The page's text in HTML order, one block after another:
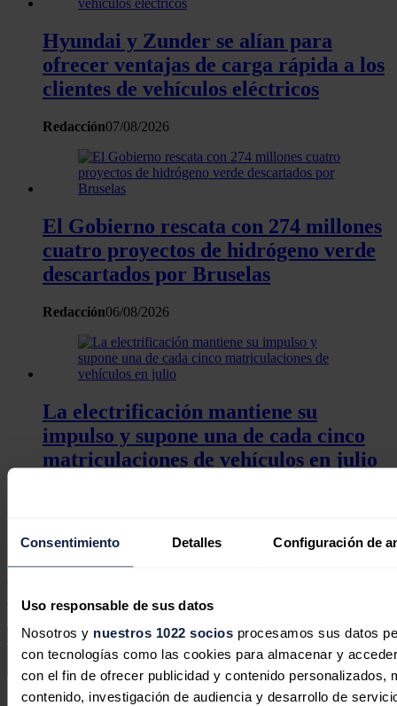
Consentimiento Detalles Configuración de
Uso responsable de sus datos
Nosotros y nuestros 1022 sociosprocesamos sus datos
con tecnologías como las cookies para almacenar y
con el fin de ofrecer publicidad y contenido personalizados,
contenido, investigación de audiencia y desarrollo de
Hyundai y Zunder se alían para
ofrecer ventajas de carga rápida a los
clientes de vehículos eléctricos
Redacción07/08/2026
El Gobierno rescata con 274 millones
cuatro proyectos de hidrógeno verde
descartados por Bruselas
Redacción06/08/2026
La electrificación mantiene su
impulso y supone una de cada cinco
matriculaciones de vehículos en julio
campos son obligatorios
Este sitio web está protegido por reCAPTCHA y la